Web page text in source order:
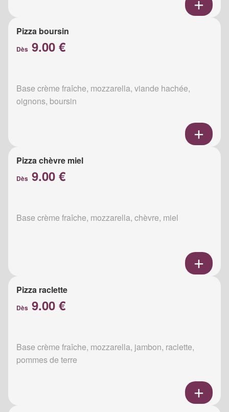
Pizza boursin
Dès 9.00 €
Base crème fraîche, mozzarella, viande hachée,
oignons, boursin
Pizza chèvre miel
Dès 9.00 €
Base crème fraîche, mozzarella, chèvre, miel
Pizza raclette
Dès 9.00 €
Base crème fraîche, mozzarella, jambon, raclette,
pommes de terre